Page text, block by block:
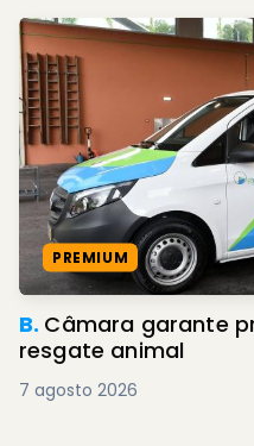
PREMIUM
B. Câmara garante
resgate animal
7 agosto 2026